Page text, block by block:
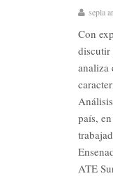
sepla
Con
discutir
analiza
país,
ATE